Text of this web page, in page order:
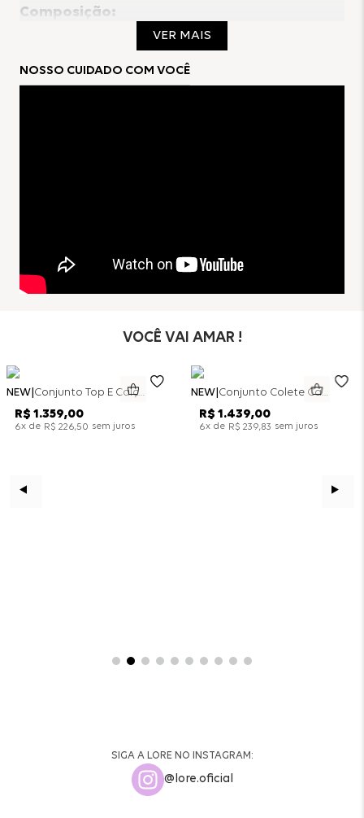
Composição:
Forro: 100% Poliéster
VER MAIS
NOSSO CUIDADO COM VOCÊ
VOCÊ VAI AMAR !
NEW Conjunto Top E Calça Wide Leg Bicolor Alfaitaria - Off White
R$ 1.359,00
6x de R$ 226,50 sem juros
NEW Conjunto Colete Calça Barril Bicolor Alfaiataria - Off White
R$ 1.439,00
6x de R$ 239,83 sem juros
SIGA A LORE NO INSTAGRAM:
@lore.oficial